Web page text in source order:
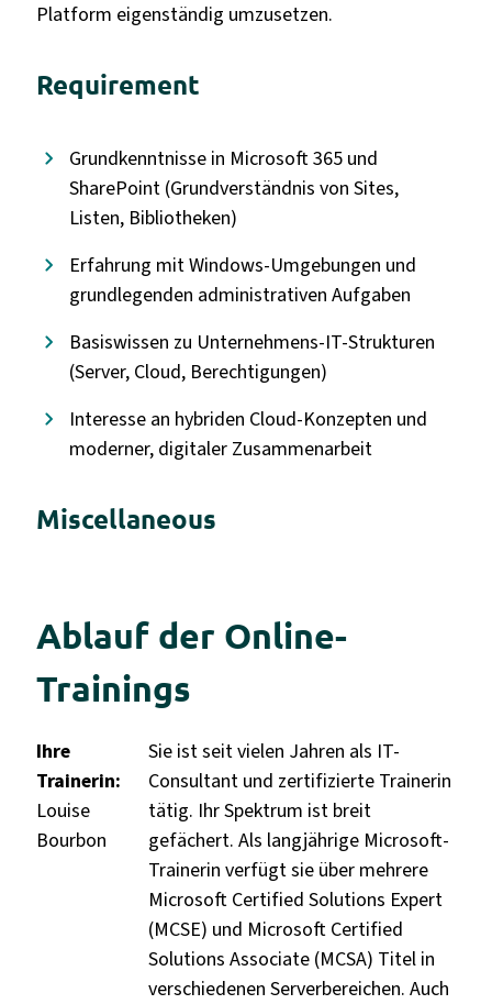
Platform eigenständig umzusetzen.
Requirement
Grundkenntnisse in Microsoft 365 und
SharePoint (Grundverständnis von Sites,
Listen, Bibliotheken)
Erfahrung mit Windows-Umgebungen und
grundlegenden administrativen Aufgaben
Basiswissen zu Unternehmens-IT-Strukturen
(Server, Cloud, Berechtigungen)
Interesse an hybriden Cloud-Konzepten und
moderner, digitaler Zusammenarbeit
Miscellaneous
Ablauf der Online-
Trainings
Ihre
Trainerin:
Louise
Bourbon
Sie ist seit vielen Jahren als IT-
Consultant und zertifizierte Trainerin
tätig. Ihr Spektrum ist breit
gefächert. Als langjährige Microsoft-
Trainerin verfügt sie über mehrere
Microsoft Certified Solutions Expert
(MCSE) und Microsoft Certified
Solutions Associate (MCSA) Titel in
verschiedenen Serverbereichen. Auch